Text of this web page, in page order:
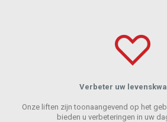
Verbeter uw
Onze liften zijn toonaangevend op het
bieden u verbeteringen in uw